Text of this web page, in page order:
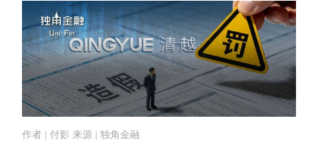
作者 | 付影 来源 | 独角金融